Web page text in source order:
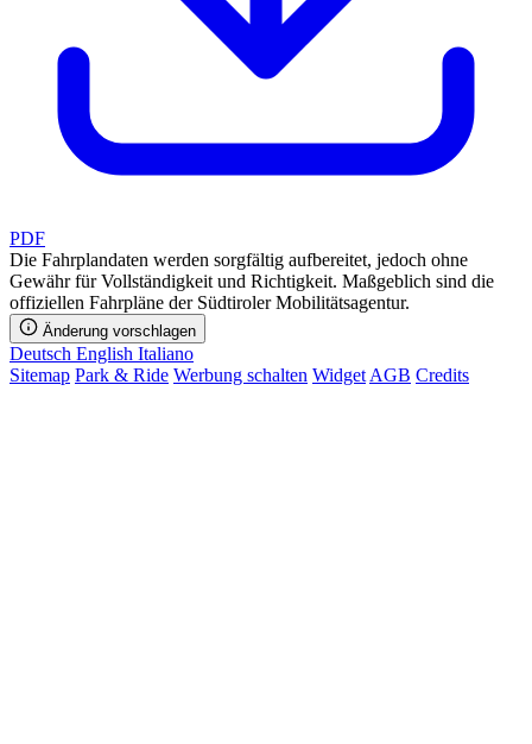
PDF
Die Fahrplandaten werden sorgfältig aufbereitet, jedoch ohne
Gewähr für Vollständigkeit und Richtigkeit. Maßgeblich sind die
offiziellen Fahrpläne der Südtiroler Mobilitätsagentur.
Änderung vorschlagen
Deutsch English Italiano
Sitemap Park & Ride Werbung schalten Widget AGB Credits